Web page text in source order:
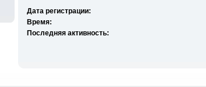
Дата регистрации:
Время:
Последняя активность: